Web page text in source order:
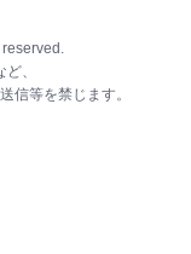
、
信等を禁じます。